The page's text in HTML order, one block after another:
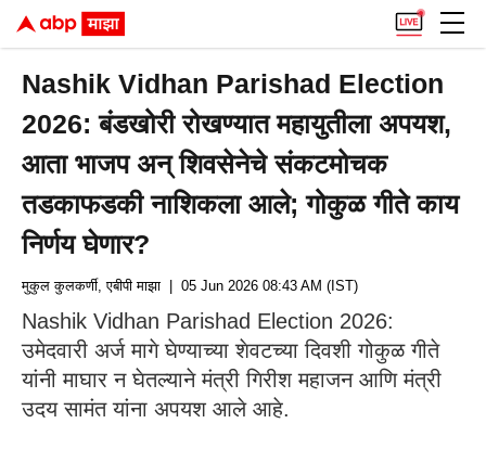
Nashik Vidhan Parishad Election
2026: बंडखोरी रोखण्यात महायुतीला अपयश,
आता भाजप अन् शिवसेनेचे संकटमोचक
तडकाफडकी नाशिकला आले; गोकुळ गीते काय
निर्णय घेणार?
मुकुल कुलकर्णी, एबीपी माझा | 05 Jun 2026 08:43 AM (IST)
Nashik Vidhan Parishad Election 2026:
उमेदवारी अर्ज मागे घेण्याच्या शेवटच्या दिवशी गोकुळ गीते
यांनी माघार न घेतल्याने मंत्री गिरीश महाजन आणि मंत्री
उदय सामंत यांना अपयश आले आहे.